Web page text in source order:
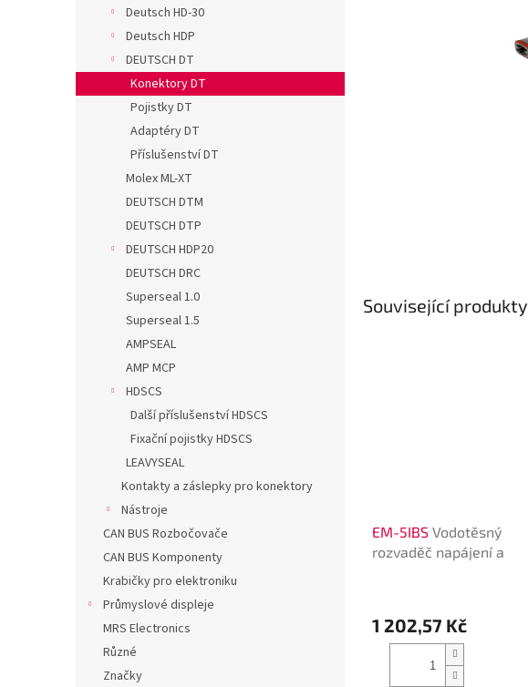
Deutsch HD-30
Deutsch HDP
DEUTSCH DT
Konektory DT
Pojistky DT
Adaptéry DT
Příslušenství DT
Molex ML-XT
DEUTSCH DTM
DEUTSCH DTP
DEUTSCH HDP20
DEUTSCH DRC
Superseal 1.0
Superseal 1.5
AMPSEAL
AMP MCP
HDSCS
Další příslušenství HDSCS
Fixační pojistky HDSCS
LEAVYSEAL
Kontakty a záslepky pro konektory
Nástroje
CAN BUS Rozbočovače
CAN BUS Komponenty
Krabičky pro elektroniku
Průmyslové displeje
MRS Electronics
Různé
Značky
Související produkty
EM-5IBS Vodotěsný
rozvaděč napájení a
1 202,57 Kč